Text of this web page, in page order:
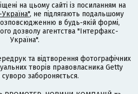
на цьому сайті із посиланням на
, не підлягають подальшому
в будь-якій формі,
дозволу агентства "Інтерфакс-
Україна".
та відтворення фотографічних
творів правовласника Getty
забороняється.